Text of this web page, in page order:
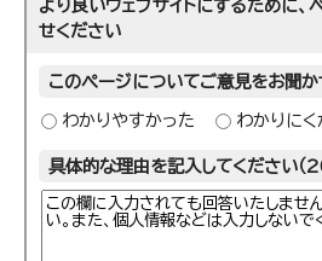
より良いウェブサイトにするために
せください
このページについてご意見をお聞か
わかりやすかった わかりにく
具体的な理由を記入してください（